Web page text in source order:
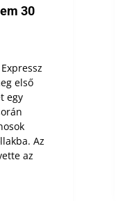
30
első
egy
Az
az